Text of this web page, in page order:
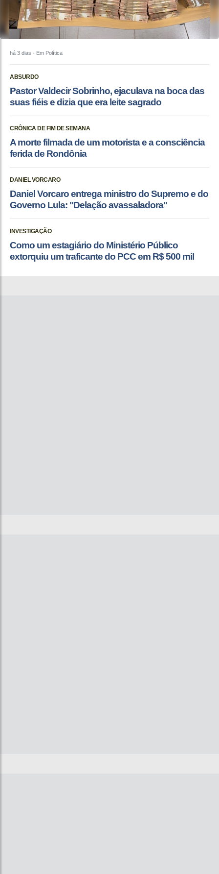
há 3 dias - Em Política
ABSURDO
Pastor Valdecir Sobrinho, ejaculava na boca das
suas fiéis e dizia que era leite sagrado
CRÔNICA DE FIM DE SEMANA
A morte filmada de um motorista e a consciência
ferida de Rondônia
DANIEL VORCARO
Daniel Vorcaro entrega ministro do Supremo e do
Governo Lula: "Delação avassaladora"
INVESTIGAÇÃO
Como um estagiário do Ministério Público
extorquiu um traficante do PCC em R$ 500 mil